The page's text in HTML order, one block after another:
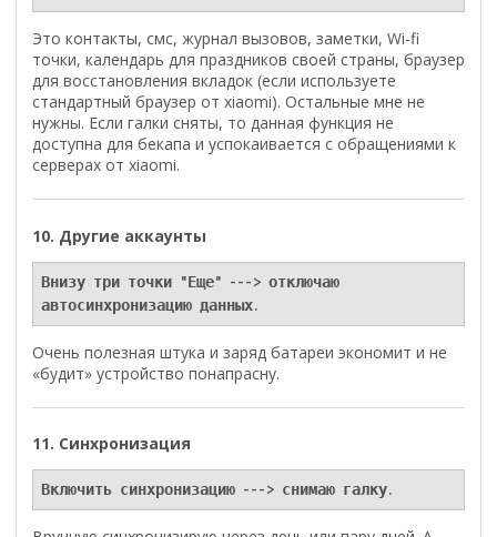
Это контакты, смс, журнал вызовов, заметки, Wi-fi
точки, календарь для праздников своей страны, браузер
для восстановления вкладок (если используете
стандартный браузер от xiaomi). Остальные мне не
нужны. Если галки сняты, то данная функция не
доступна для бекапа и успокаивается с обращениями к
серверах от xiaomi.
10. Другие аккаунты
Внизу три точки "Еще" ---> отключаю
автосинхронизацию данных.
Очень полезная штука и заряд батареи экономит и не
«будит» устройство понапрасну.
11. Синхронизация
Включить синхронизацию ---> снимаю галку.